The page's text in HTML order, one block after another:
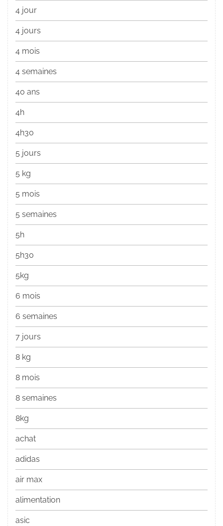
4 jour
4 jours
4 mois
4 semaines
40 ans
4h
4h30
5 jours
5 kg
5 mois
5 semaines
5h
5h30
5kg
6 mois
6 semaines
7 jours
8 kg
8 mois
8 semaines
8kg
achat
adidas
air max
alimentation
asic